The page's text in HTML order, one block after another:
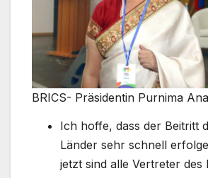
BRICS- Präsidentin Purnima
Ich hoffe, dass der Beitritt
Länder sehr schnell
jetzt sind alle Vertreter des